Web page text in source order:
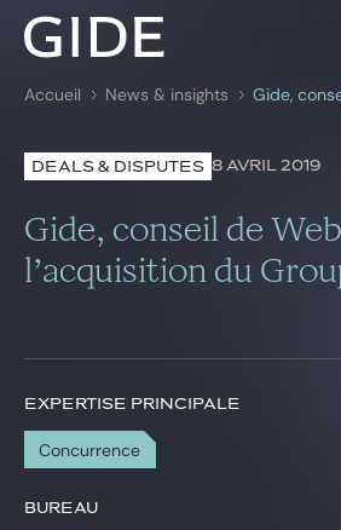
Rechercher par mots-
Avocats
Expertises
News &
Carrière
Accueil News & insights
DEALS & DISPUTES 8 AVRIL 2019
Gide, conseil de
l’acquisition du
EXPERTISE PRINCIPALE
Concurrence
BUREAU